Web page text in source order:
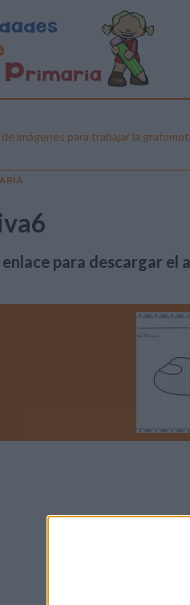
imágenes para trabajar la
enlace para descargar el